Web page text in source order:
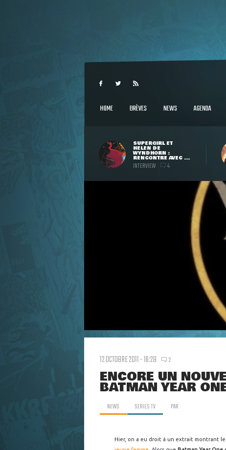
HOME BRÈVES NEWS AGENDA
SUPERGIRL ET
HELEN DE
WYNDHORN :
RENCONTRE AVEC ...
INTERVIEW 4
12 OCTOBRE 2011 - 16:28 2
ENCORE UN
BATMAN YEAR
NEWS SERIES TV PAR
Hier, on a eu droit à un extrait montrant